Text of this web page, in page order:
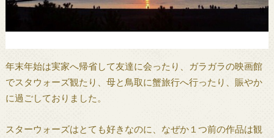
年末年始は実家へ帰省して友達に会ったり、ガラガラの映画館
でスタウォーズ観たり、母と鳥取に蟹旅行へ行ったり、賑やか
に過ごしておりました。
スターウォーズはとても好きなのに、なぜか１つ前の作品は観